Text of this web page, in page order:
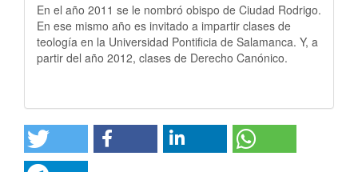
En el año 2011 se le nombró obispo de Ciudad Rodrigo.
En ese mismo año es invitado a impartir clases de
teología en la Universidad Pontificia de Salamanca. Y, a
partir del año 2012, clases de Derecho Canónico.